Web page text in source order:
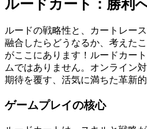
ルードカート：勝利
ルードの戦略性と、カートレー
融合したらどうなるか、考えた
がここにあります！ルードカー
ムではありません。オンライン
期待を覆す、活気に満ちた革新的
ゲームプレイの核心